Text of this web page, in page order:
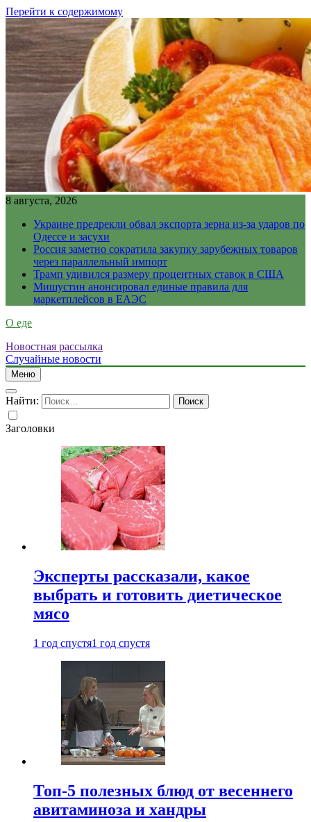
Перейти к содержимому
8 августа, 2026
Украине предрекли обвал экспорта зерна из-за ударов по
Одессе и засухи
Россия заметно сократила закупку зарубежных товаров
через параллельный импорт
Трамп удивился размеру процентных ставок в США
Мишустин анонсировал единые правила для
маркетплейсов в ЕАЭС
О еде
Новостная рассылка
Случайные новости
Меню
Найти:
Заголовки
Эксперты рассказали, какое
выбрать и готовить диетическое
мясо
1 год спустя1 год спустя
Топ-5 полезных блюд от весеннего
авитаминоза и хандры